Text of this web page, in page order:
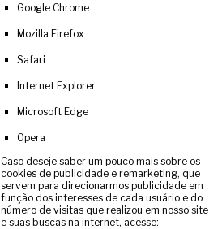
Google Chrome
Mozilla Firefox
Safari
Internet Explorer
Microsoft Edge
Opera
Caso deseje saber um pouco mais sobre os
cookies de publicidade e remarketing, que
servem para direcionarmos publicidade em
função dos interesses de cada usuário e do
número de visitas que realizou em nosso site
e suas buscas na internet, acesse: